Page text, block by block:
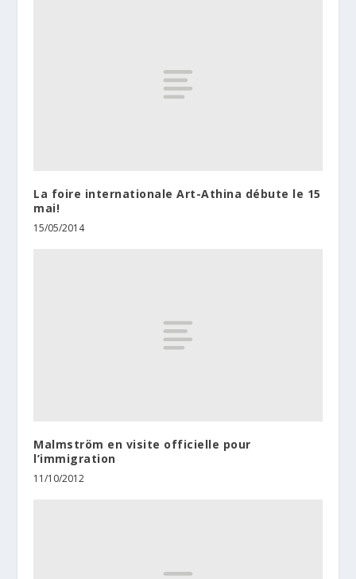
La foire internationale Art-Athina débute le 15
mai!
15/05/2014
Malmström en visite officielle pour
l’immigration
11/10/2012